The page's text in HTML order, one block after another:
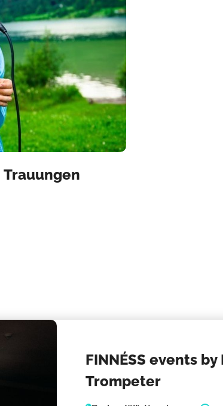
FINNÉSS events
Trompeter